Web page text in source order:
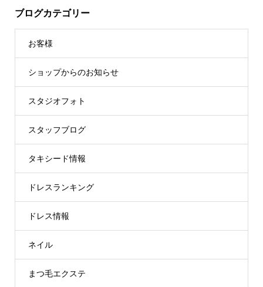
ブログカテゴリー
お客様
ショップからのお知らせ
スタジオフォト
スタッフブログ
タキシード情報
ドレスランキング
ドレス情報
ネイル
まつ毛エクステ